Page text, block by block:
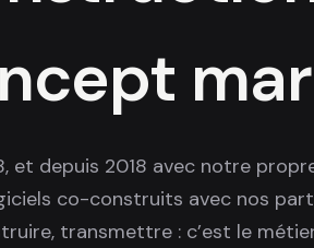
et depuis 2018 avec notre
co-construits avec nos
transmettre : c’est le